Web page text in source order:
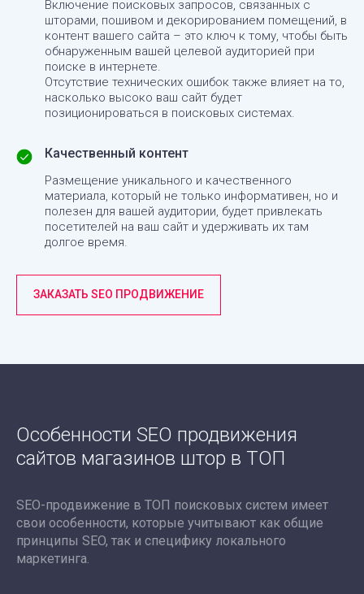
Включение поисковых запросов, связанных с
шторами, пошивом и декорированием помещений, в
контент вашего сайта – это ключ к тому, чтобы быть
обнаруженным вашей целевой аудиторией при
поиске в интернете.
Отсутствие технических ошибок также влияет на то,
насколько высоко ваш сайт будет
позиционироваться в поисковых системах.
Качественный контент
Размещение уникального и качественного
материала, который не только информативен, но и
полезен для вашей аудитории, будет привлекать
посетителей на ваш сайт и удерживать их там
долгое время.
ЗАКАЗАТЬ SEO ПРОДВИЖЕНИЕ
Особенности SEO продвижения
сайтов магазинов штор в ТОП
SEO-продвижение в ТОП поисковых систем имеет
свои особенности, которые учитывают как общие
принципы SEO, так и специфику локального
маркетинга.